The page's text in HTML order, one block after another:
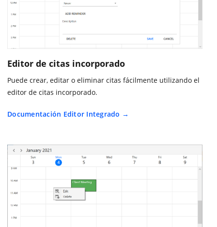
Editor de citas incorporado
Puede crear, editar o eliminar citas fácilmente utilizando el
editor de citas incorporado.
Documentación Editor Integrado